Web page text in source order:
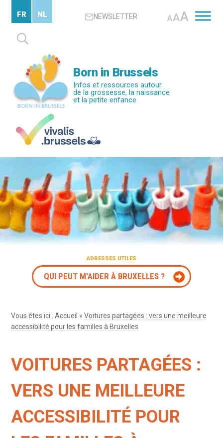
contenu
principal
NEWSLETTER AAA
Rechercher :
FR NL
Born in Brussels
Infos et ressources autour
de la grossesse, la naissance
et la petite enfance
ADRESSES UTILES
QUI PEUT M'AIDER À BRUXELLES ?
Vous êtes ici :Accueil »Voitures partagées : vers une meilleure
accessibilité pour les familles à Bruxelles
VOITURES PARTAGÉES :
VERS UNE MEILLEURE
ACCESSIBILITÉ POUR